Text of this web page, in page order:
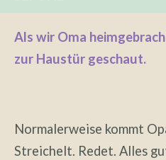
Als wir Oma
zur Haustür geschaut.
Normalerweise kommt
Streichelt. Redet. Alles